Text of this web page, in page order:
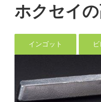
ホクセイ
インゴット